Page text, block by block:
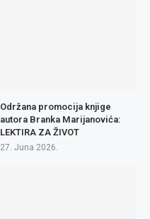
Održana promocija knjige
autora Branka Marijanovića:
LEKTIRA ZA ŽIVOT
27. Juna 2026.